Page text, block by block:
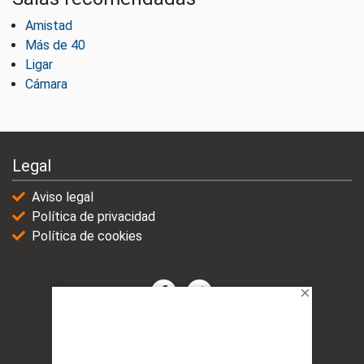
Amistad
Más de 40
Ligar
Cámara
Legal
Aviso legal
Política de privacidad
Política de cookies